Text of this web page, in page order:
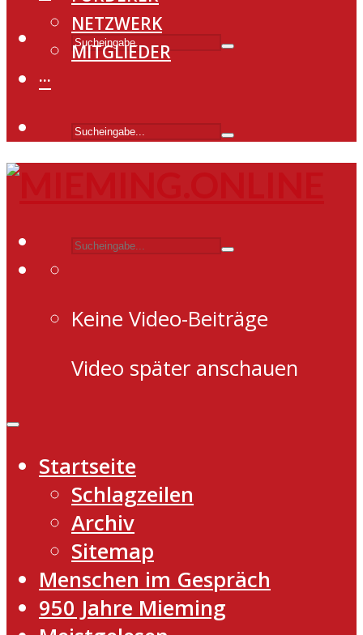
NETZWERK
MITGLIEDER
···
Keine Video-Beiträge
Video später anschauen
Startseite
Schlagzeilen
Archiv
Sitemap
Menschen im Gespräch
950 Jahre Mieming